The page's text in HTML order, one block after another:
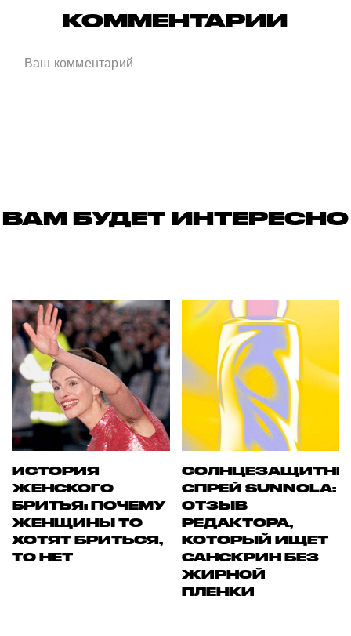
КОММЕНТАРИИ
ВАМ БУДЕТ ИНТЕРЕСНО
ИСТОРИЯ
ЖЕНСКОГО
БРИТЬЯ: ПОЧЕМУ
ЖЕНЩИНЫ ТО
ХОТЯТ БРИТЬСЯ,
ТО НЕТ
СПРЕЙ SUNNOLA:
ОТЗЫВ
РЕДАКТОРА,
КОТОРЫЙ ИЩЕТ
САНСКРИН БЕЗ
ЖИРНОЙ
ПЛЕНКИ